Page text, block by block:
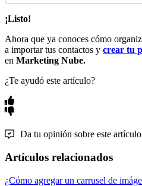
¡Listo!
Ahora que ya conoces cómo
a importar tus contactos y crear tu
en Marketing Nube.
¿Te ayudó este artículo?
Da tu opinión sobre este artículo
Artículos relacionados
¿Cómo agregar un carrusel de